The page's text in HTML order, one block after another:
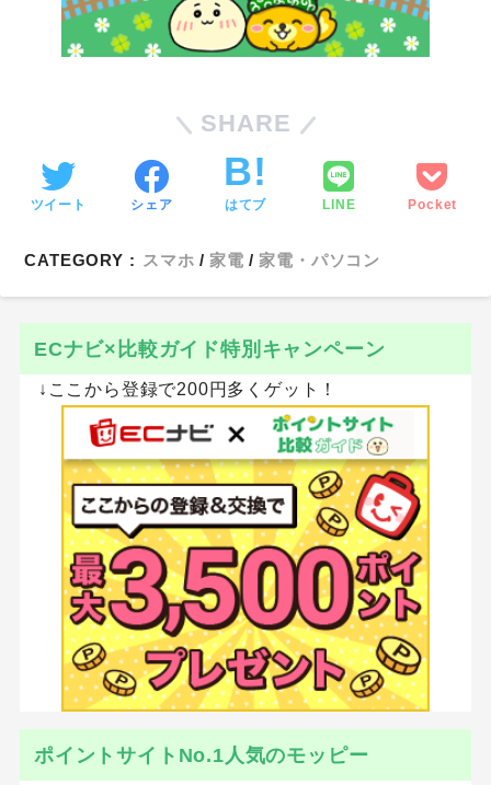
SHARE
ツイート シェア はてブ LINE Pocket
CATEGORY : スマホ 家電 家電・パソコン
ECナビ×比較ガイド特別キャンペーン
↓ここから登録で200円多くゲット！
ポイントサイトNo.1人気のモッピー